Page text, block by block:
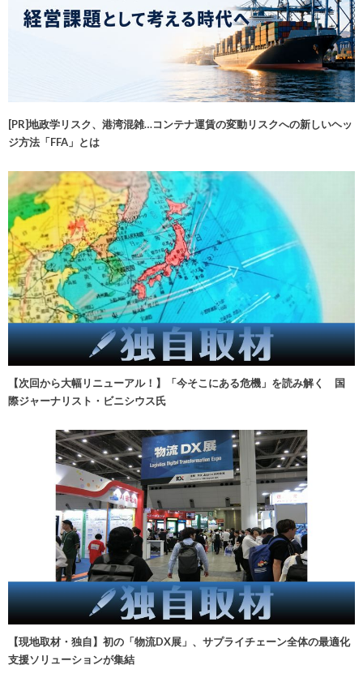
[PR]地政学リスク、港湾混雑…コンテナ運賃の変動リスクへの新しいヘッ
ジ方法「FFA」とは
【次回から大幅リニューアル！】「今そこにある危機」を読み解く 国
際ジャーナリスト・ビニシウス氏
【現地取材・独自】初の「物流DX展」、サプライチェーン全体の最適化
支援ソリューションが集結